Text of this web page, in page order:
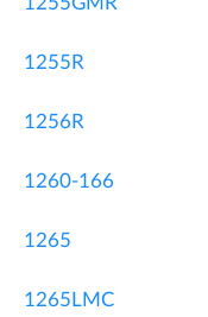
1255R
1256R
1260-166
1265
1265LMC